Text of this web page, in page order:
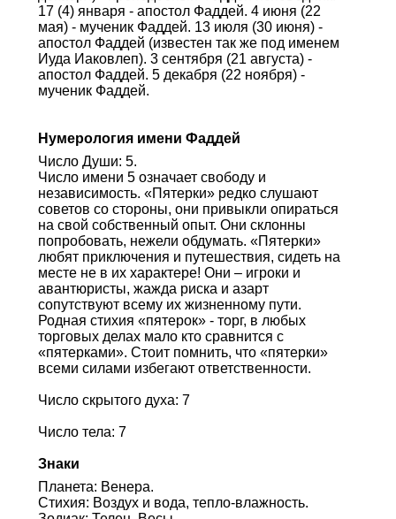
17 (4) января - апостол Фаддей. 4 июня (22
мая) - мученик Фаддей. 13 июля (30 июня) -
апостол Фаддей (известен так же под именем
Иуда Иаковлеп). 3 сентября (21 августа) -
апостол Фаддей. 5 декабря (22 ноября) -
мученик Фаддей.
Нумерология имени Фаддей
Число Души: 5.
Число имени 5 означает свободу и
независимость. «Пятерки» редко слушают
советов со стороны, они привыкли опираться
на свой собственный опыт. Они склонны
попробовать, нежели обдумать. «Пятерки»
любят приключения и путешествия, сидеть на
месте не в их характере! Они – игроки и
авантюристы, жажда риска и азарт
сопутствуют всему их жизненному пути.
Родная стихия «пятерок» - торг, в любых
торговых делах мало кто сравнится с
«пятерками». Стоит помнить, что «пятерки»
всеми силами избегают ответственности.
Число скрытого духа: 7
Число тела: 7
Знаки
Планета: Венера.
Стихия: Воздух и вода, тепло-влажность.